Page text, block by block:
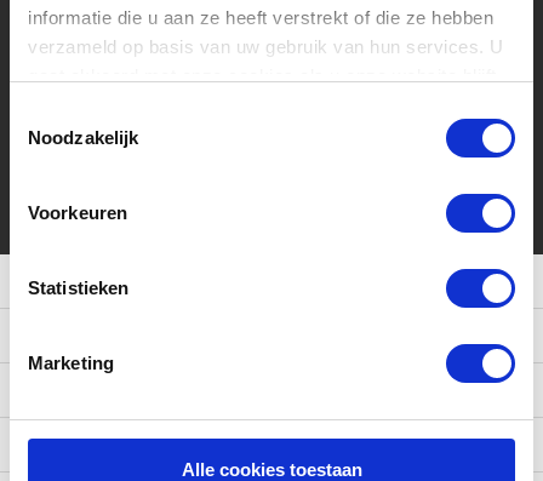
informatie die u aan ze heeft verstrekt of die ze hebben
verzameld op basis van uw gebruik van hun services. U
Noodzakelijk
Voorkeuren
Statistieken
Marketing
Alle cookies toestaan
Ontvang de nieuwste aanbiedingen en
Abonneer
* Lees hier de wettelijke beperkingen
Meer informatie
Categorieën